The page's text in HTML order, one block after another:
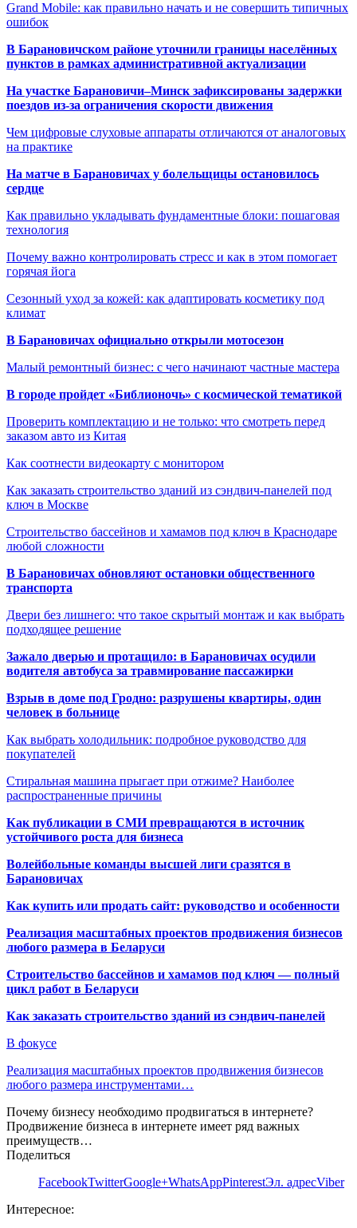
Grand Mobile: как правильно начать и не совершить типичных
ошибок
В Барановичском районе уточнили границы населённых
пунктов в рамках административной актуализации
На участке Барановичи–Минск зафиксированы задержки
поездов из-за ограничения скорости движения
Чем цифровые слуховые аппараты отличаются от аналоговых
на практике
На матче в Барановичах у болельщицы остановилось
сердце
Как правильно укладывать фундаментные блоки: пошаговая
технология
Почему важно контролировать стресс и как в этом помогает
горячая йога
Сезонный уход за кожей: как адаптировать косметику под
климат
В Барановичах официально открыли мотосезон
Малый ремонтный бизнес: с чего начинают частные мастера
В городе пройдет «Библионочь» с космической тематикой
Проверить комплектацию и не только: что смотреть перед
заказом авто из Китая
Как соотнести видеокарту с монитором
Как заказать строительство зданий из сэндвич-панелей под
ключ в Москве
Строительство бассейнов и хамамов под ключ в Краснодаре
любой сложности
В Барановичах обновляют остановки общественного
транспорта
Двери без лишнего: что такое скрытый монтаж и как выбрать
подходящее решение
Зажало дверью и протащило: в Барановичах осудили
водителя автобуса за травмирование пассажирки
Взрыв в доме под Гродно: разрушены квартиры, один
человек в больнице
Как выбрать холодильник: подробное руководство для
покупателей
Стиральная машина прыгает при отжиме? Наиболее
распространенные причины
Как публикации в СМИ превращаются в источник
устойчивого роста для бизнеса
Волейбольные команды высшей лиги сразятся в
Барановичах
Как купить или продать сайт: руководство и особенности
Реализация масштабных проектов продвижения бизнесов
любого размера в Беларуси
Строительство бассейнов и хамамов под ключ — полный
цикл работ в Беларуси
Как заказать строительство зданий из сэндвич-панелей
В фокусе
Реализация масштабных проектов продвижения бизнесов
любого размера инструментами…
Почему бизнесу необходимо продвигаться в интернете?
Продвижение бизнеса в интернете имеет ряд важных
преимуществ…
Поделиться
FacebookTwitterGoogle+WhatsAppPinterestЭл. адресViber
Интересное: